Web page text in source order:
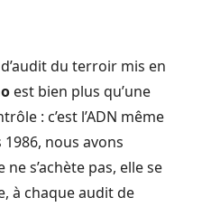
du terroir mis en
est bien plus qu’une
: c’est l’ADN même
nous avons
s’achète pas, elle se
à chaque audit de